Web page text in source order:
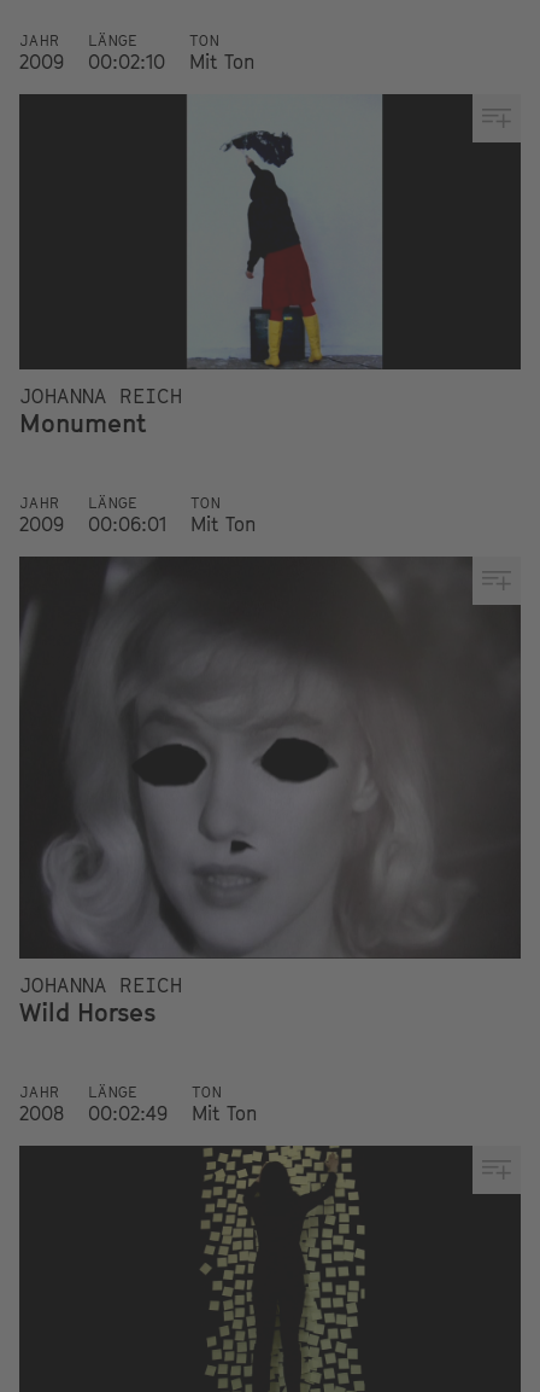
JAHR
2009
LÄNGE
00:02:10
TON
Mit Ton
JOHANNA REICH
Monument
JAHR
2009
LÄNGE
00:06:01
TON
Mit Ton
JOHANNA REICH
Wild Horses
JAHR
2008
LÄNGE
00:02:49
TON
Mit Ton